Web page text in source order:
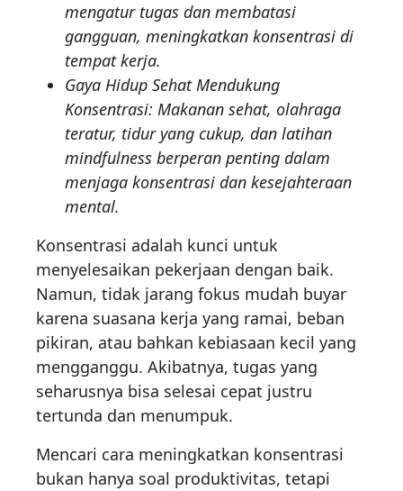
mengatur tugas dan membatasi
gangguan, meningkatkan konsentrasi di
tempat kerja.
Gaya Hidup Sehat Mendukung
Konsentrasi: Makanan sehat, olahraga
teratur, tidur yang cukup, dan latihan
mindfulness berperan penting dalam
menjaga konsentrasi dan kesejahteraan
mental.
Konsentrasi adalah kunci untuk
menyelesaikan pekerjaan dengan baik.
Namun, tidak jarang fokus mudah buyar
karena suasana kerja yang ramai, beban
pikiran, atau bahkan kebiasaan kecil yang
mengganggu. Akibatnya, tugas yang
seharusnya bisa selesai cepat justru
tertunda dan menumpuk.
Mencari cara meningkatkan konsentrasi
bukan hanya soal produktivitas, tetapi